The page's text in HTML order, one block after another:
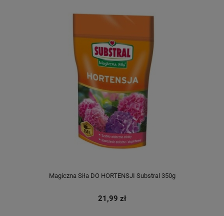
Magiczna Siła DO HORTENSJI Substral 350g
21,99 zł